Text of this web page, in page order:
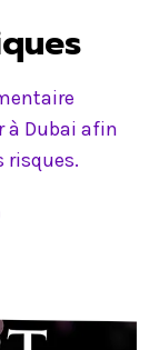
à Dubai afin
risques.